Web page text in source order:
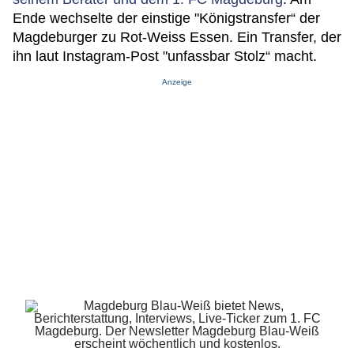
Ende wechselte der einstige "Königstransfer“ der
Magdeburger zu Rot-Weiss Essen. Ein Transfer, der
ihn laut Instagram-Post "unfassbar Stolz“ macht.
Anzeige